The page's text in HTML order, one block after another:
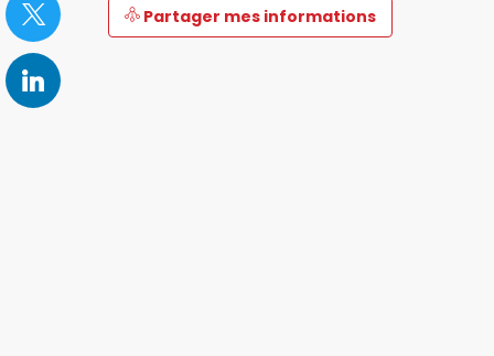
Partager mes informations